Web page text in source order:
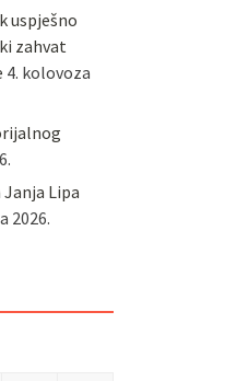
uspješno
zahvat
4. kolovoza
Lipa
2026.